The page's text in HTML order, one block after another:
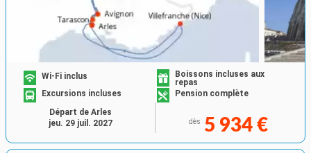
Wi-Fi inclus
Boissons incluses aux
repas
Excursions incluses
Pension complète
dès 5 934 €
Départ de Arles
jeu. 29 juil. 2027